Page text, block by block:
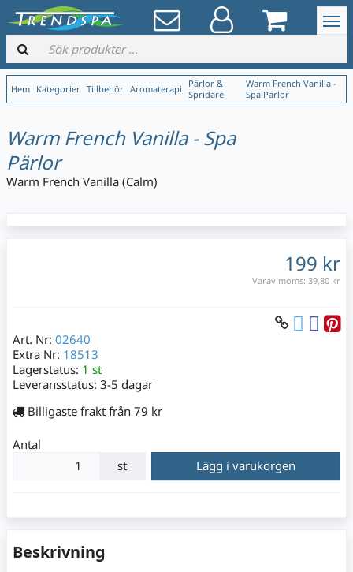
Hem Kategorier Tillbehör Aromaterapi
Pärlor &
Spridare
Warm French Vanilla -
Spa Pärlor
Warm French Vanilla - Spa
Pärlor
Warm French Vanilla (Calm)
199 kr
Varav moms: 39,80 kr
Art. Nr: 02640
Extra Nr: 18513
Lagerstatus: 1 st
Leveransstatus: 3-5 dagar
Billigaste frakt från 79 kr
Antal
st
Lägg i varukorgen
Beskrivning